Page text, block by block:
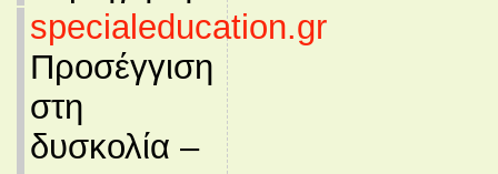
specialeducation.gr
Προσέγγιση
στη
δυσκολία –